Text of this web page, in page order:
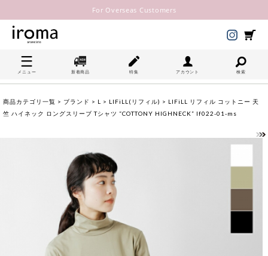
For Overseas Customers
メニュー 新着商品 特集 アカウント 検索
商品カテゴリ一覧 > ブランド > L > LIFiLL(リフィル) > LIFiLL リフィル コットニー 天
竺 ハイネック ロングスリーブ Tシャツ “COTTONY HIGHNECK” lf022-01-ms